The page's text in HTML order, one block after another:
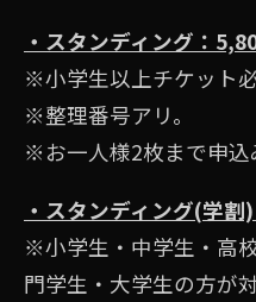
・スタンディング：
※⼩学⽣以上チケット必
※整理番号アリ。
※お⼀⼈様2枚まで申込
・スタンディング(学
※小学生・中学生・高
門学生・大学生の方が